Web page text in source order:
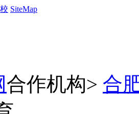
SiteMap
合作机构> 合